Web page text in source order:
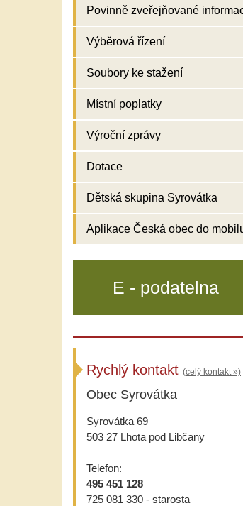
Povinně zveřejňované
Výběrová řízení
Soubory ke stažení
Místní poplatky
Výroční zprávy
Dotace
Dětská skupina Syrovátka
Aplikace Česká obec do
E - podatelna
Rychlý kontakt (celý kontakt »)
Obec Syrovátka
Syrovátka 69
503 27 Lhota pod Libčany
Telefon:
495 451 128
725 081 330 - starosta